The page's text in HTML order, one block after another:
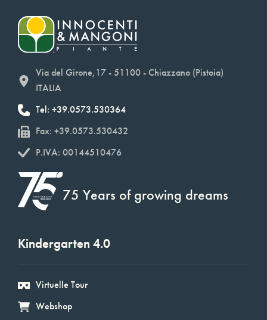
Via del Girone,17 - 51100 - Chiazzano (Pistoia)
ITALIA
Tel: +39.0573.530364
Fax: +39.0573.530432
P.IVA: 00144510476
75 Years of growing dreams
Kindergarten 4.0
Virtuelle Tour
Webshop